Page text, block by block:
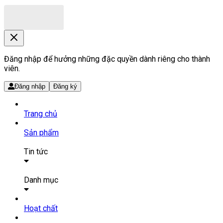
Đăng nhập để hưởng những đặc quyền dành riêng cho thành
viên.
Đăng nhập Đăng ký
Trang chủ
Sản phẩm
Tin tức
Tin tức
Danh mục
SẢN PHẨM THUỐC
Hoạt chất